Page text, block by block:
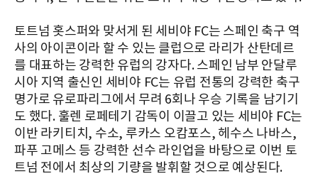
토트넘 홋스퍼와 맞서게 된 세비야 FC는 스페인 축구 역
사의 아이콘이라 할 수 있는 클럽으로 라리가 산탄데르
를 대표하는 강력한 유럽의 강자다. 스페인 남부 안달루
시아 지역 출신인 세비야 FC는 유럽 전통의 강력한 축구
명가로 유로파리그에서 무려 6회나 우승 기록을 남기기
도 했다. 훌렌 로페테기 감독이 이끌고 있는 세비야 FC는
이반 라키티치, 수소, 루카스 오캄포스, 헤수스 나바스,
파푸 고메스 등 강력한 선수 라인업을 바탕으로 이번 토
트넘 전에서 최상의 기량을 발휘할 것으로 예상된다.